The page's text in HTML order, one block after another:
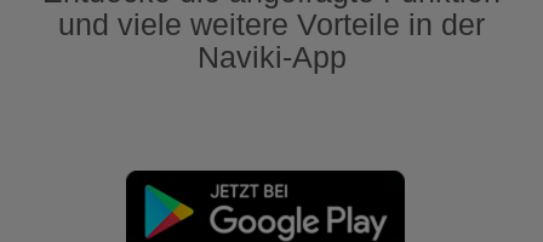
und viele weitere Vorteile in der
Naviki-App